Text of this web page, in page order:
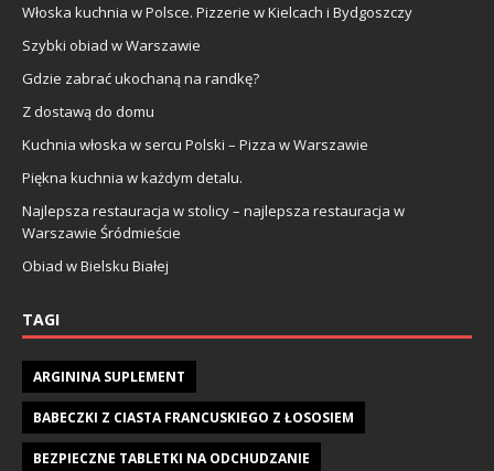
Włoska kuchnia w Polsce. Pizzerie w Kielcach i Bydgoszczy
Szybki obiad w Warszawie
Gdzie zabrać ukochaną na randkę?
Z dostawą do domu
Kuchnia włoska w sercu Polski – Pizza w Warszawie
Piękna kuchnia w każdym detalu.
Najlepsza restauracja w stolicy – najlepsza restauracja w
Warszawie Śródmieście
Obiad w Bielsku Białej
TAGI
ARGININA SUPLEMENT
BABECZKI Z CIASTA FRANCUSKIEGO Z ŁOSOSIEM
BEZPIECZNE TABLETKI NA ODCHUDZANIE